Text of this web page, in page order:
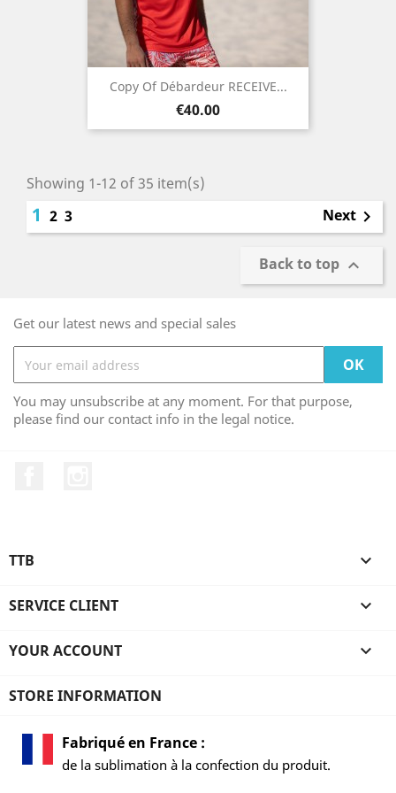
Copy Of Débardeur RECEIVE...
Price
€40.00
Showing 1-12 of 35 item(s)
1 2 3 Next 
Back to top 
Get our latest news and special sales
You may unsubscribe at any moment. For that purpose,
please find our contact info in the legal notice.
TTB 
SERVICE CLIENT 
YOUR ACCOUNT 
STORE INFORMATION
Fabriqué en France :
de la sublimation à la confection du produit.